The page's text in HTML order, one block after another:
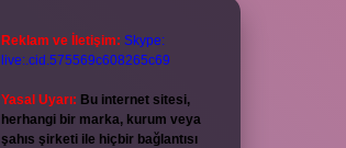
Reklam ve İletişim: Skype:
live:.cid.575569c608265c69
Yasal Uyarı: Bu internet sitesi,
herhangi bir marka, kurum veya
şahıs şirketi ile hiçbir bağlantısı